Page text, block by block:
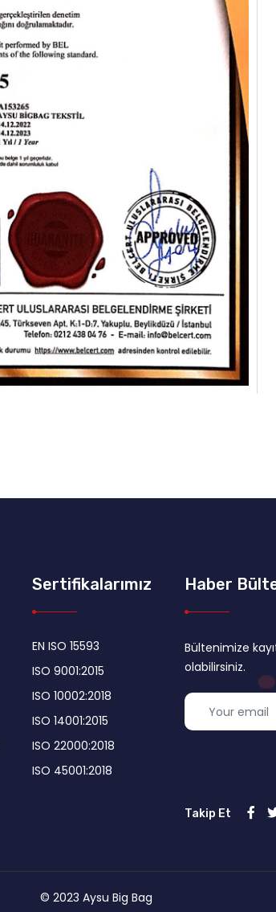
Sertifikalarımız
EN ISO 15593
ISO 9001:2015
ISO 10002:2018
ISO 14001:2015
ISO 22000:2018
ISO 45001:2018
Haber
Bültenimize
olabilirsiniz.
Takip Et
© 2023 Aysu Big Bag